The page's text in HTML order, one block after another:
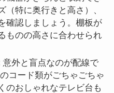
（特に奥行きと高さ）、
確認しましょう。棚板が
ものの高さに合わせられ
意外と盲点なのが配線で
コード類がごちゃごちゃ
のおしゃれなテレビ台も